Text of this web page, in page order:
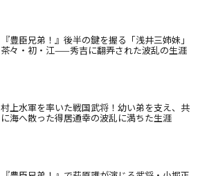
『豊臣兄弟！』後半の鍵を握る「浅井三姉妹」
茶々・初・江——秀吉に翻弄された波乱の生涯
村上水軍を率いた戦国武将！幼い弟を支え、共
に海へ散った得居通幸の波乱に満ちた生涯